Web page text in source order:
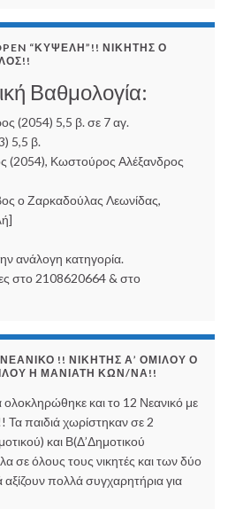
“ΚΥΨΈΛΗ”!! ΝΙΚΗΤΉΣ Ο
Βαθμολογία:
(2054) 5,5 β. σε 7 αγ.
5,5 β.
(2054), Κωστούρος Αλέξανδρος
ο Ζαρκαδούλας Λεωνίδας,
ανάλογη κατηγορία.
στο 2108620664 & στο
!! ΝΙΚΗΤΉΣ Α’ ΟΜΊΛΟΥ Ο
Η ΜΑΝΙΆΤΗ ΚΩΝ/ΝΑ!!
ολοκληρώθηκε και το 12 Νεανικό με
παιδιά χωρίστηκαν σε 2
και Β(Δ’Δημοτικού
σε όλους τους νικητές και των δύο
πολλά συγχαρητήρια για